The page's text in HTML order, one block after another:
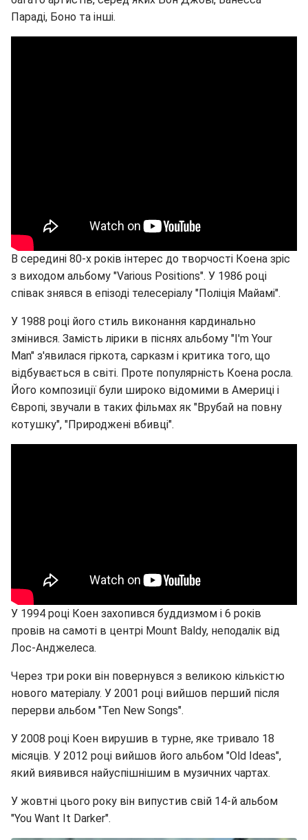
Параді, Боно та інші.
В середині 80-х років інтерес до творчості Коена зріс
з виходом альбому "Various Positions". У 1986 році
співак знявся в епізоді телесеріалу "Поліція Майамі".
У 1988 році його стиль виконання кардинально
змінився. Замість лірики в піснях альбому "I'm Your
Man" з'явилася гіркота, сарказм і критика того, що
відбувається в світі. Проте популярність Коена росла.
Його композиції були широко відомими в Америці і
Європі, звучали в таких фільмах як "Врубай на повну
котушку", "Природжені вбивці".
У 1994 році Коен захопився буддизмом і 6 років
провів на самоті в центрі Mount Baldy, неподалік від
Лос-Анджелеса.
Через три роки він повернувся з великою кількістю
нового матеріалу. У 2001 році вийшов перший після
перерви альбом "Ten New Songs".
У 2008 році Коен вирушив в турне, яке тривало 18
місяців. У 2012 році вийшов його альбом "Old Ideas",
який виявився найуспішнішим в музичних чартах.
У жовтні цього року він випустив свій 14-й альбом
"You Want It Darker".